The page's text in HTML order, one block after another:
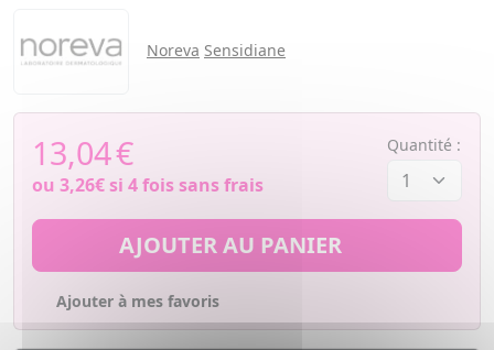
Noreva Sensidiane
13,04€
ou 3,26€si 4 fois sans frais
Quantité :
AJOUTER AU PANIER
Ajouter à mes favoris